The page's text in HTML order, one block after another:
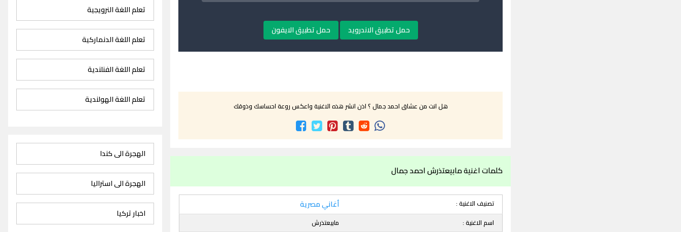
حمل تطبيق الاندرويد حمل تطبيق الايفون
هل انت من عشاق احمد جمال ؟ اذن انشر هذه الاغنية واعكس روعة احساسك وذوقك
كلمات اغنية مابيعتذرش احمد جمال
تصنيف الاغنية : أغاني مصرية
اسم الاغنية :
مابيعتذرش
تعلم اللغة النرويجية
تعلم اللغة الدنماركية
تعلم اللغة الفنلندية
تعلم اللغة الهولندية
الهجرة الى كندا
الهجرة الى استراليا
اخبار تركيا